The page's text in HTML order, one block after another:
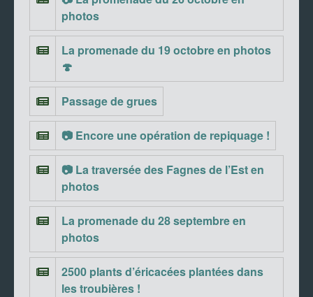
photos
La promenade du 19 octobre en photos
🍄
Passage de grues
📷 Encore une opération de repiquage !
📷 La traversée des Fagnes de l’Est en
photos
La promenade du 28 septembre en
photos
2500 plants d’éricacées plantées dans
les troubières !